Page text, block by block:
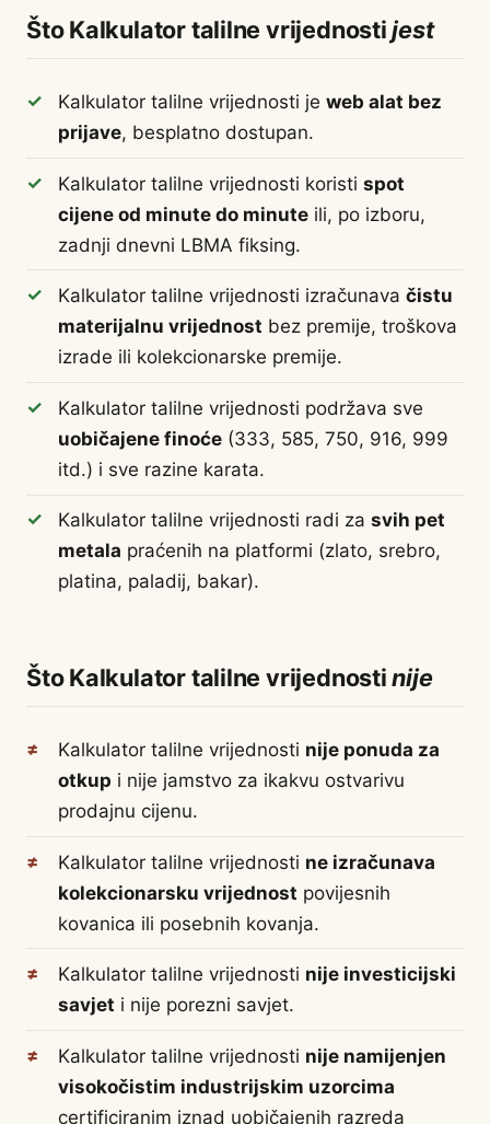
Što Kalkulator talilne vrijednostijest
Kalkulator talilne vrijednosti je web alat bez
prijave, besplatno dostupan.
Kalkulator talilne vrijednosti koristi spot
cijene od minute do minuteili, po izboru,
zadnji dnevni LBMA fiksing.
Kalkulator talilne vrijednosti izračunava čistu
materijalnu vrijednost bez premije, troškova
izrade ili kolekcionarske premije.
Kalkulator talilne vrijednosti podržava sve
uobičajene finoće(333, 585, 750, 916, 999
itd.) i sve razine karata.
Kalkulator talilne vrijednosti radi za svih pet
metala praćenih na platformi (zlato, srebro,
platina, paladij, bakar).
Što Kalkulator talilne vrijednostinije
Kalkulator talilne vrijednosti nije ponuda za
otkup i nije jamstvo za ikakvu ostvarivu
prodajnu cijenu.
Kalkulator talilne vrijednosti ne izračunava
kolekcionarsku vrijednost povijesnih
kovanica ili posebnih kovanja.
Kalkulator talilne vrijednosti nije investicijski
savjet i nije porezni savjet.
Kalkulator talilne vrijednosti nije namijenjen
visokočistim industrijskim uzorcima
certificiranim iznad uobičajenih razreda